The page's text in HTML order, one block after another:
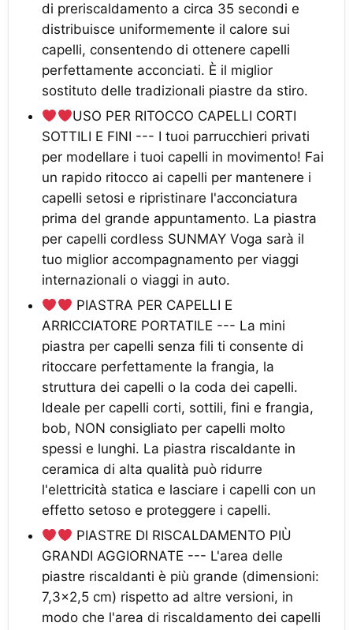
di preriscaldamento a circa 35 secondi e
distribuisce uniformemente il calore sui
capelli, consentendo di ottenere capelli
perfettamente acconciati. È il miglior
sostituto delle tradizionali piastre da stiro.
USO PER RITOCCO CAPELLI CORTI
SOTTILI E FINI --- I tuoi parrucchieri privati
per modellare i tuoi capelli in movimento! Fai
un rapido ritocco ai capelli per mantenere i
capelli setosi e ripristinare l'acconciatura
prima del grande appuntamento. La piastra
per capelli cordless SUNMAY Voga sarà il
tuo miglior accompagnamento per viaggi
internazionali o viaggi in auto.
PIASTRA PER CAPELLI E
ARRICCIATORE PORTATILE --- La mini
piastra per capelli senza fili ti consente di
ritoccare perfettamente la frangia, la
struttura dei capelli o la coda dei capelli.
Ideale per capelli corti, sottili, fini e frangia,
bob, NON consigliato per capelli molto
spessi e lunghi. La piastra riscaldante in
ceramica di alta qualità può ridurre
l'elettricità statica e lasciare i capelli con un
effetto setoso e proteggere i capelli.
PIASTRE DI RISCALDAMENTO PIÙ
GRANDI AGGIORNATE --- L'area delle
piastre riscaldanti è più grande (dimensioni:
7,3x2,5 cm) rispetto ad altre versioni, in
modo che l'area di riscaldamento dei capelli